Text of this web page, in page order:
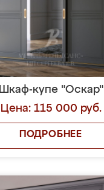
Шкаф-купе "Оскар"
Цена: 115 000 руб.
ПОДРОБНЕЕ